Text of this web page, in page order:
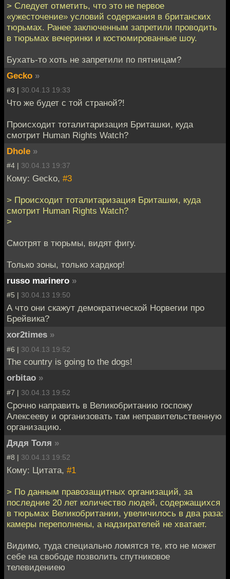
> Следует отметить, что это не первое
«ужесточение» условий содержания в британских
тюрьмах. Ранее заключенным запретили проводить
в тюрьмах вечеринки и костюмированные шоу.
Бухать-то хоть не запретили по пятницам?
Gecko »
#3 | 30.04.13 19:33
Что же будет с той страной?!
Происходит тоталитаризация Бриташки, куда
смотрит Human Rights Watch?
Dhole »
#4 | 30.04.13 19:37
Кому: Gecko, #3
> Происходит тоталитаризация Бриташки, куда
смотрит Human Rights Watch?
>
Смотрят в тюрьмы, видят фигу.
Только зоны, только хардкор!
russo marinero »
#5 | 30.04.13 19:50
А что они скажут демократической Норвегии про
Брейвика?
xor2times »
#6 | 30.04.13 19:52
The country is going to the dogs!
orbitao »
#7 | 30.04.13 19:52
Срочно направить в Великобританию госпожу
Алексееву и организовать там неправительственную
организацию.
Дядя Толя »
#8 | 30.04.13 19:52
Кому: Цитата, #1
> По данным правозащитных организаций, за
последние 20 лет количество людей, содержащихся
в тюрьмах Великобритании, увеличилось в два раза:
камеры переполнены, а надзирателей не хватает.
Видимо, туда специально ломятся те, кто не может
себе на свободе позволить спутниковое
телевидениею